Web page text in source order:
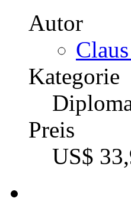
Autor
Kategorie
Preis
US$